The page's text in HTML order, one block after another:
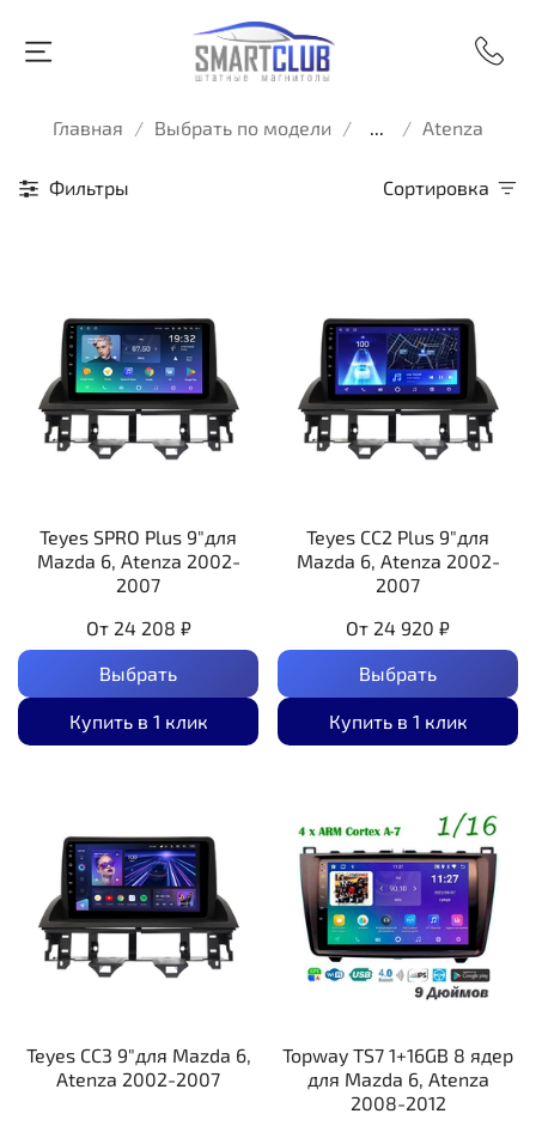
Главная Выбрать по модели ... Atenza
Фильтры Сортировка
Teyes SPRO Plus 9"для
Mazda 6, Atenza 2002-
2007
От 24 208 ₽
Выбрать
Купить в 1 клик
Teyes CC2 Plus 9"для
Mazda 6, Atenza 2002-
2007
От 24 920 ₽
Выбрать
Купить в 1 клик
Teyes CC3 9"для Mazda 6,
Atenza 2002-2007
Topway TS7 1+16GB 8 ядер
для Mazda 6, Atenza
2008-2012